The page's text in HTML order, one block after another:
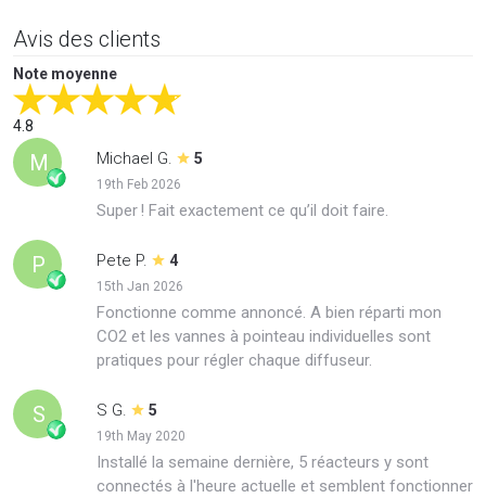
Avis des clients
Note moyenne
4.8
M Michael G. 5
19th Feb 2026
Super ! Fait exactement ce qu’il doit faire.
P Pete P. 4
15th Jan 2026
Fonctionne comme annoncé. A bien réparti mon
CO2 et les vannes à pointeau individuelles sont
pratiques pour régler chaque diffuseur.
S S G. 5
19th May 2020
Installé la semaine dernière, 5 réacteurs y sont
connectés à l'heure actuelle et semblent fonctionner